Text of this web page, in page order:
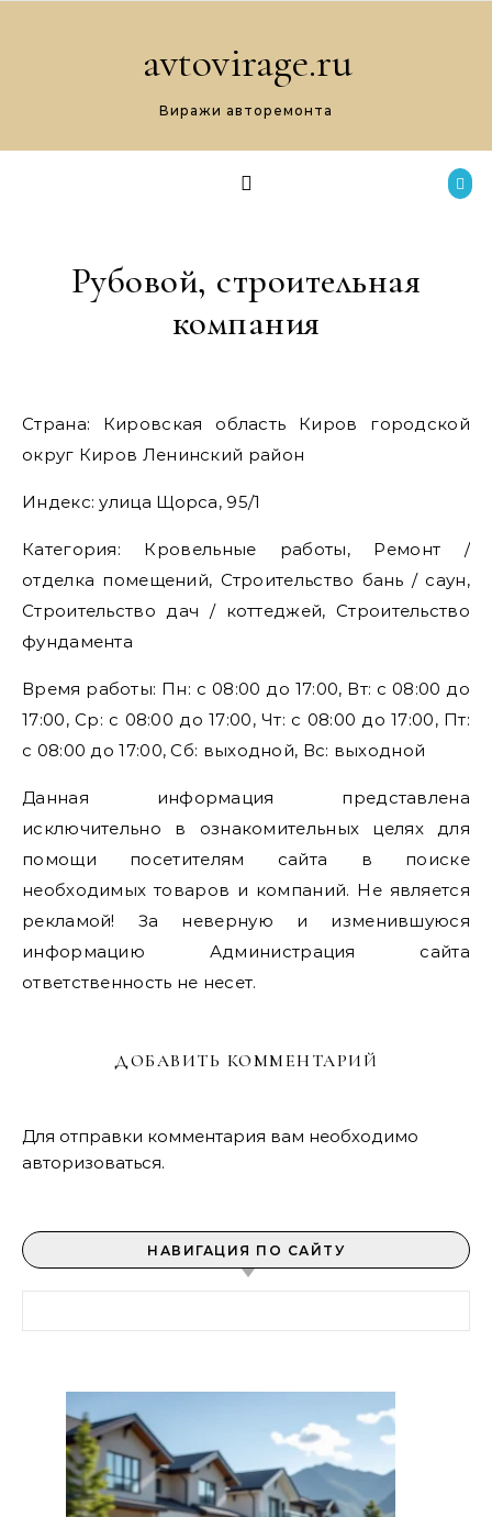
avtovirage.ru
Виражи авторемонта
Рубовой, строительная
компания
Страна: Кировская область Киров городской
округ Киров Ленинский район
Индекс: улица Щорса, 95/1
Категория: Кровельные работы, Ремонт /
отделка помещений, Строительство бань / саун,
Строительство дач / коттеджей, Строительство
фундамента
Время работы: Пн: с 08:00 до 17:00, Вт: с 08:00 до
17:00, Ср: с 08:00 до 17:00, Чт: с 08:00 до 17:00, Пт:
с 08:00 до 17:00, Сб: выходной, Вс: выходной
Данная информация представлена
исключительно в ознакомительных целях для
помощи посетителям сайта в поиске
необходимых товаров и компаний. Не является
рекламой! За неверную и изменившуюся
информацию Администрация сайта
ответственность не несет.
ДОБАВИТЬ КОММЕНТАРИЙ
Для отправки комментария вам необходимо
авторизоваться.
НАВИГАЦИЯ ПО САЙТУ